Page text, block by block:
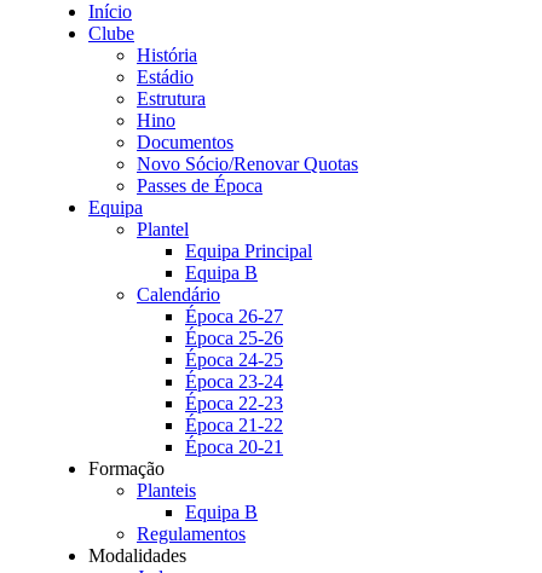
Início
Clube
História
Estádio
Estrutura
Hino
Documentos
Novo Sócio/Renovar Quotas
Passes de Época
Equipa
Plantel
Equipa Principal
Equipa B
Calendário
Época 26-27
Época 25-26
Época 24-25
Época 23-24
Época 22-23
Época 21-22
Época 20-21
Formação
Planteis
Equipa B
Regulamentos
Modalidades